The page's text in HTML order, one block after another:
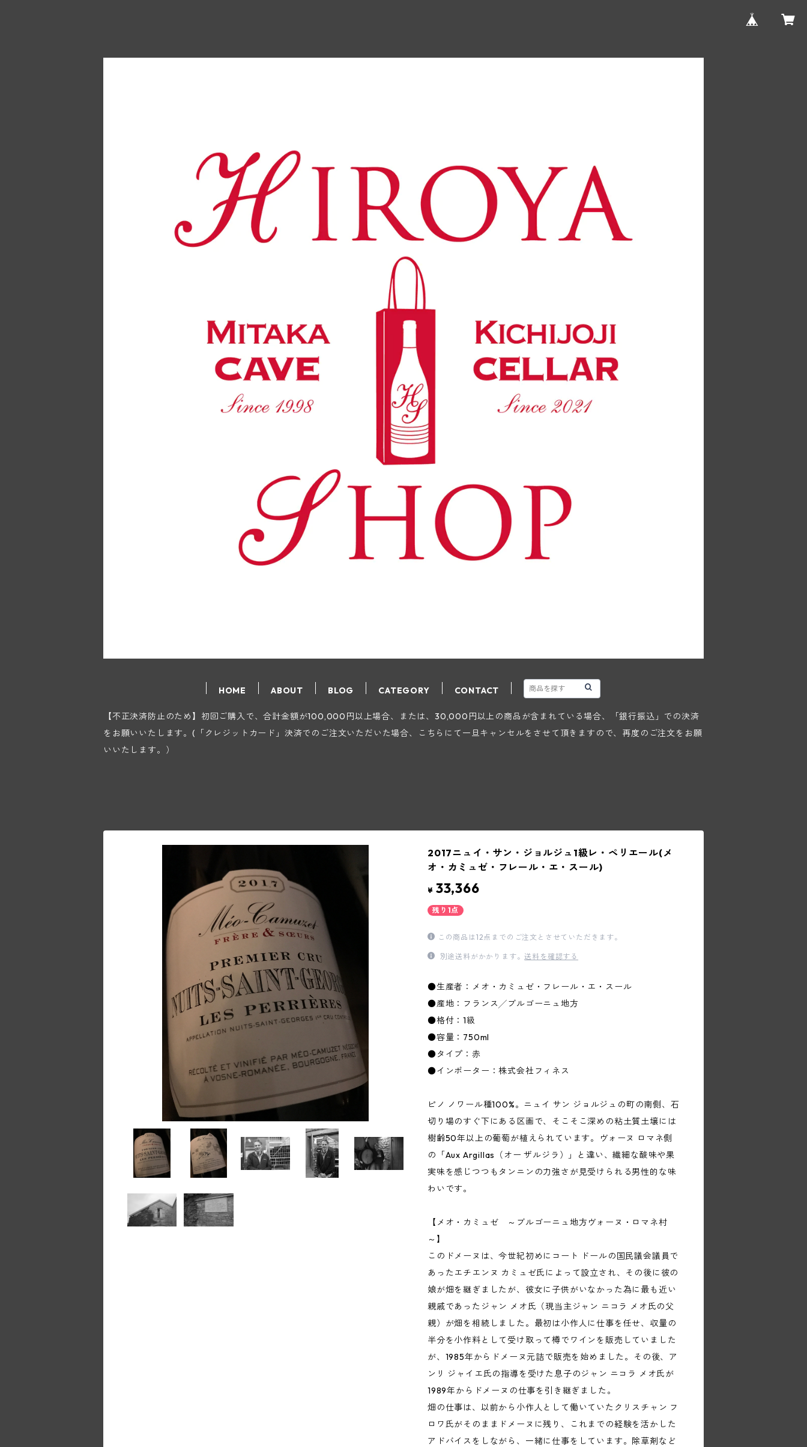
HOME ABOUT BLOG CATEGORY CONTACT
【不正決済防止のため】初回ご購入で、合計金額が100,000円以上場合、または、30,000円以上の商品が含まれている場合、「銀行振込」での決済
をお願いいたします。(「クレジットカード」決済でのご注文いただいた場合、こちらにて一旦キャンセルをさせて頂きますので、再度のご注文をお願
いいたします。）
2017ニュイ・サン・ジョルジュ1級レ・ペリエール(メ
オ・カミュゼ・フレール・エ・スール)
¥ 33,366
残り1点
この商品は12点までのご注文とさせていただきます。
別途送料がかかります。送料を確認する
●生産者：メオ・カミュゼ・フレール・エ・スール
●産地：フランス╱ブルゴーニュ地方
●格付：1級
●容量：750ml
●タイプ：赤
●インポーター：株式会社フィネス
ピノ ノワール種100%。ニュイ サン ジョルジュの町の南側、石
切り場のすぐ下にある区画で、そこそこ深めの粘土質土壌には
樹齢50年以上の葡萄が植えられています。ヴォーヌ ロマネ側
の「Aux Argillas（オー ザルジラ）」と違い、繊細な酸味や果
実味を感じつつもタンニンの力強さが見受けられる男性的な味
わいです。
【メオ・カミュゼ ～ブルゴーニュ地方ヴォーヌ・ロマネ村
～】
このドメーヌは、今世紀初めにコート ドールの国民議会議員で
あったエチエンヌ カミュゼ氏によって設立され、その後に彼の
娘が畑を継ぎましたが、彼女に子供がいなかった為に最も近い
親戚であったジャン メオ氏（現当主ジャン ニコラ メオ氏の父
親）が畑を相続しました。最初は小作人に仕事を任せ、収量の
半分を小作料として受け取って樽でワインを販売していました
が、1985年からドメーヌ元詰で販売を始めました。その後、ア
ンリ ジャイエ氏の指導を受けた息子のジャン ニコラ メオ氏が
1989年からドメーヌの仕事を引き継ぎました。
畑の仕事は、以前から小作人として働いていたクリスチャン フ
ロワ氏がそのままドメーヌに残り、これまでの経験を活かした
アドバイスをしながら、一緒に仕事をしています。除草剤など